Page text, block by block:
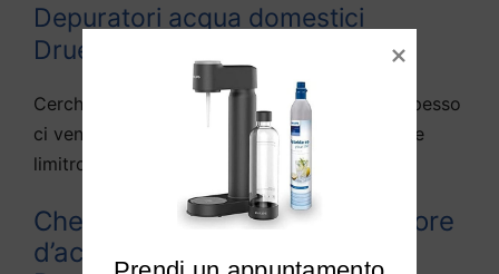
Depuratori acqua domestici
Druento
Cerchiamo di rispondere alle domande che spesso
ci vengono fatte da diversi utenti di Druento e
limitrofi:
Che differenza c’è tra depuratore
d’acqua e purificato d’acqua a